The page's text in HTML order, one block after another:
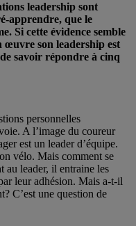
leadership sont
apprendre, que le
Si cette évidence semble
œuvre son leadership est
savoir répondre à cinq
personnelles
A l’image du coureur
est un leader d’équipe.
vélo. Mais comment se
au leader, il entraine les
leur adhésion. Mais a-t-il
C’est une question de